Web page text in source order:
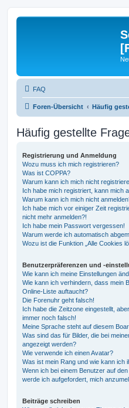
FAQ
Foren-Übersicht Häufig
Häufig gestellte
Registrierung und Anmeldung
Wozu muss ich mich registrieren?
Was ist COPPA?
Warum kann ich mich nicht
Ich habe mich registriert, kann mich
Warum kann ich mich nicht
Ich habe mich vor einiger Zeit
nicht mehr anmelden?!
Ich habe mein Passwort vergessen!
Warum werde ich automatisch
Wozu ist die Funktion „Alle Cookies
Benutzerpräferenzen und -
Wie kann ich meine Einstellungen
Wie kann ich verhindern, dass mein
Online-Liste auftaucht?
Die Forenuhr geht falsch!
Ich habe die Zeitzone eingestellt,
immer noch falsch!
Meine Sprache steht auf diesem
Was sind das für Bilder, die bei
angezeigt werden?
Wie verwende ich einen Avatar?
Was ist mein Rang und wie kann ich
Wenn ich bei einem Benutzer auf
werde ich aufgefordert, mich
Beiträge schreiben